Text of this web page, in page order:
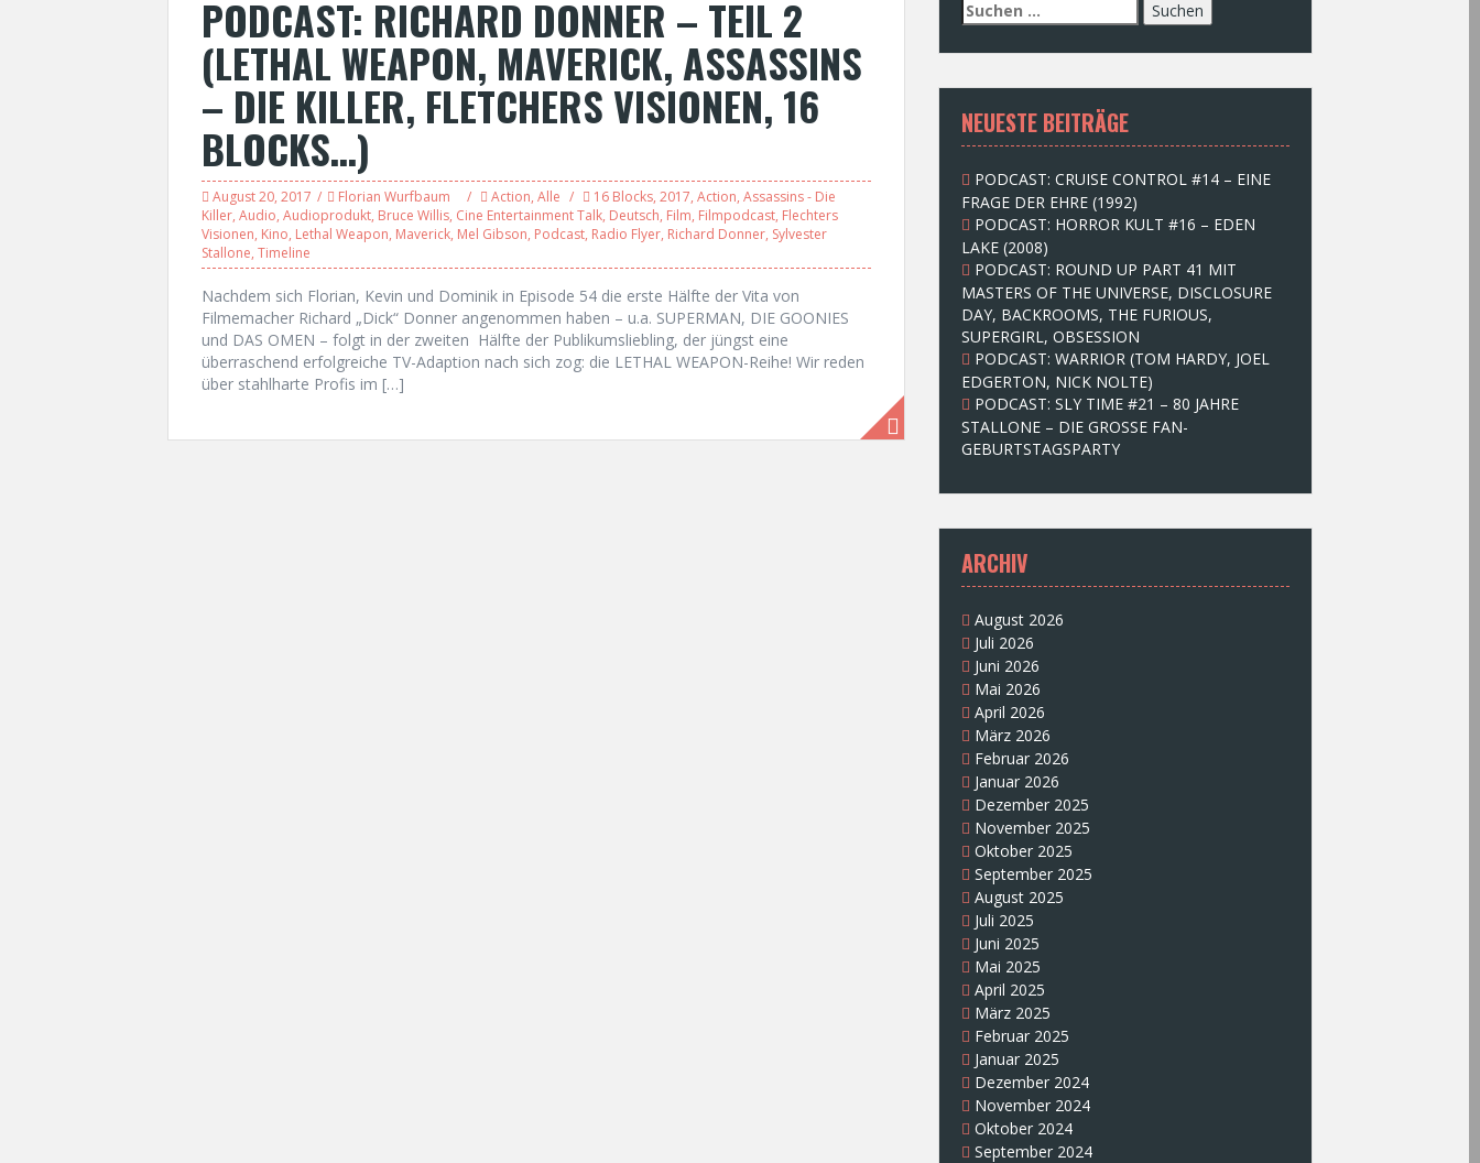
PODCAST: RICHARD DONNER – TEIL 2
(LETHAL WEAPON, MAVERICK, ASSASSINS
– DIE KILLER, FLETCHERS VISIONEN, 16
BLOCKS…)
August 20, 2017 Florian Wurfbaum Action, Alle 16 Blocks, 2017, Action, Assassins - Die
Killer, Audio, Audioprodukt, Bruce Willis, Cine Entertainment Talk, Deutsch, Film, Filmpodcast, Flechters
Visionen, Kino, Lethal Weapon, Maverick, Mel Gibson, Podcast, Radio Flyer, Richard Donner, Sylvester
Stallone, Timeline
Nachdem sich Florian, Kevin und Dominik in Episode 54 die erste Hälfte der Vita von
Filmemacher Richard „Dick“ Donner angenommen haben – u.a. SUPERMAN, DIE GOONIES
und DAS OMEN – folgt in der zweiten Hälfte der Publikumsliebling, der jüngst eine
überraschend erfolgreiche TV-Adaption nach sich zog: die LETHAL WEAPON-Reihe! Wir reden
über stahlharte Profis im […]
S
u
c
e
n
n
c
h
:
NEUESTE BEITRÄGE
PODCAST: CRUISE CONTROL #14 – EINE
FRAGE DER EHRE (1992)
PODCAST: HORROR KULT #16 – EDEN
LAKE (2008)
PODCAST: ROUND UP PART 41 MIT
MASTERS OF THE UNIVERSE, DISCLOSURE
DAY, BACKROOMS, THE FURIOUS,
SUPERGIRL, OBSESSION
PODCAST: WARRIOR (TOM HARDY, JOEL
EDGERTON, NICK NOLTE)
PODCAST: SLY TIME #21 – 80 JAHRE
STALLONE – DIE GROSSE FAN-
GEBURTSTAGSPARTY
ARCHIV
August 2026
Juli 2026
Juni 2026
Mai 2026
April 2026
März 2026
Februar 2026
Januar 2026
Dezember 2025
November 2025
Oktober 2025
September 2025
August 2025
Juli 2025
Juni 2025
Mai 2025
April 2025
März 2025
Februar 2025
Januar 2025
Dezember 2024
November 2024
Oktober 2024
September 2024